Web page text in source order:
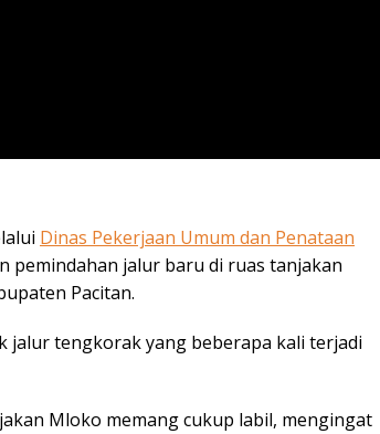
Dinas Pekerjaan Umum dan Penataan
pemindahan jalur baru di ruas tanjakan
Pacitan.
jalur tengkorak yang beberapa kali terjadi
Mloko memang cukup labil, mengingat